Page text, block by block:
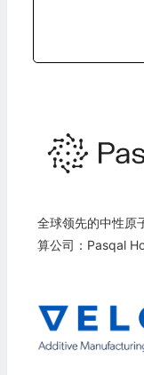
全球领先的中性原
算公司：Pasqal